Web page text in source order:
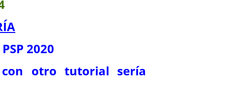
2020
con otro tutorial sería